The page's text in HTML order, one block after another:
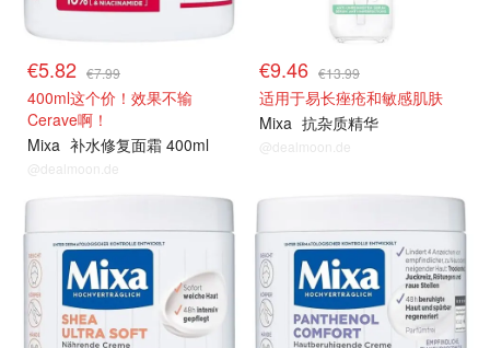
€5.82 €7.99
400ml这个价！效果不输
Cerave啊！
Mixa 补水修复面霜 400ml
@dealmoon.de
€9.46 €13.99
适用于易长痤疮和敏感肌肤
Mixa 抗杂质精华
@dealmoon.de